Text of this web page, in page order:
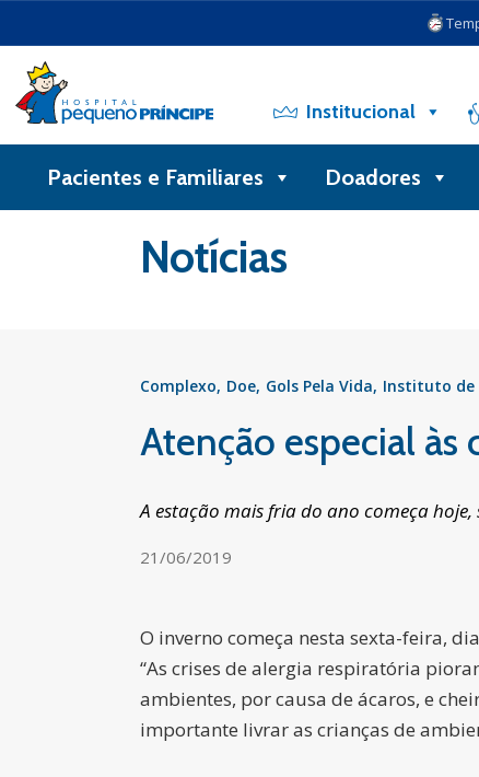
Institucional
Pacientes e Familiares Doadores
Notícias
Complexo Doe Gols Pela Vida Instituto de
Atenção especial às
A estação mais fria do ano começa
21/06/2019
O inverno começa nesta sexta-feira,
“As crises de alergia respiratória
ambientes, por causa de ácaros, e
importante livrar as crianças de